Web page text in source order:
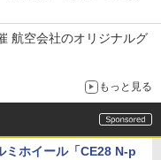
航空会社のオリジナルグ
もっと見る
ミホイール「CE28 N-p